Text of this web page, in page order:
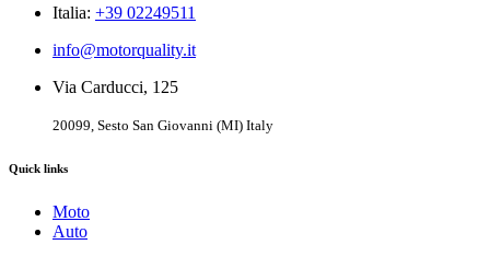
Italia: +39 02249511
info@motorquality.it
Via Carducci, 125
20099, Sesto San Giovanni (MI) Italy
Quick links
Moto
Auto